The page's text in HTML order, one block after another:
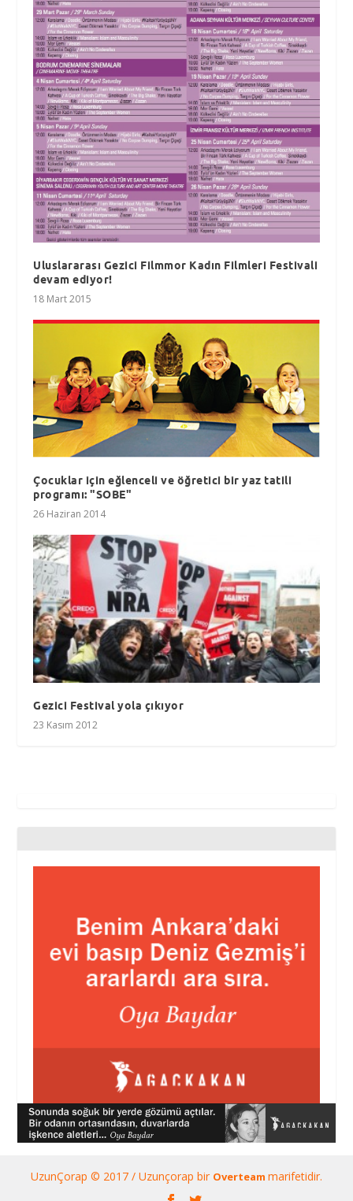
Uluslararası Gezici Filmmor Kadın Filmleri Festivali
devam ediyor!
18 Mart 2015
Çocuklar için eğlenceli ve öğretici bir yaz tatili
programı: "SOBE"
26 Haziran 2014
Gezici Festival yola çıkıyor
23 Kasım 2012
UzunÇorap © 2017 / Uzunçorap bir Overteam marifetidir.